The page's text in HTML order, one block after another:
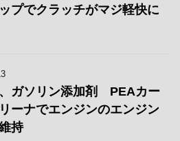
プでクラッチがマジ軽快に
ガソリン添加剤 PEAカー
ーナでエンジンのエンジン
持